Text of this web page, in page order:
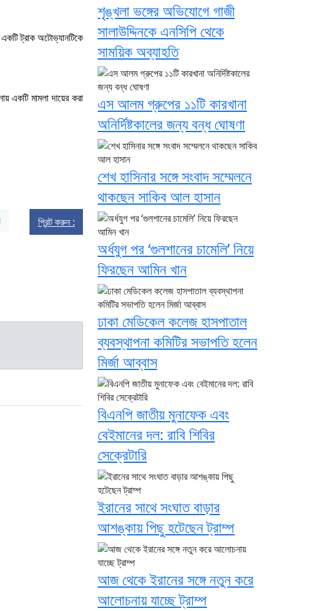
ট্রাক অটোভ্যানটিকে
একটি মামলা দায়ের করা
প্রিন্ট করুন :
শৃঙ্খলা ভঙ্গের অভিযোগে গাজী
সালাউদ্দিনকে এনসিপি থেকে
সাময়িক অব্যাহতি
এস আলম গ্রুপের ১১টি কারখানা
অনির্দিষ্টকালের জন্য বন্ধ ঘোষণা
শেখ হাসিনার সঙ্গে সংবাদ সম্মেলনে
থাকছেন সাকিব আল হাসান
অর্ধযুগ পর ‘গুলশানের চামেলি’ নিয়ে
ফিরছেন আমিন খান
ঢাকা মেডিকেল কলেজ হাসপাতাল
ব্যবস্থাপনা কমিটির সভাপতি হলেন
মির্জা আব্বাস
বিএনপি জাতীয় মুনাফেক এবং
বেইমানের দল: রাবি শিবির
সেক্রেটারি
ইরানের সাথে সংঘাত বাড়ার
আশঙ্কায় পিছু হটেছেন ট্রাম্প
আজ থেকে ইরানের সঙ্গে নতুন করে
আলোচনায় যাচ্ছে ট্রাম্প